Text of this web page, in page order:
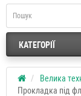
КАТЕГОРІЇ
Велика
Прокладка під